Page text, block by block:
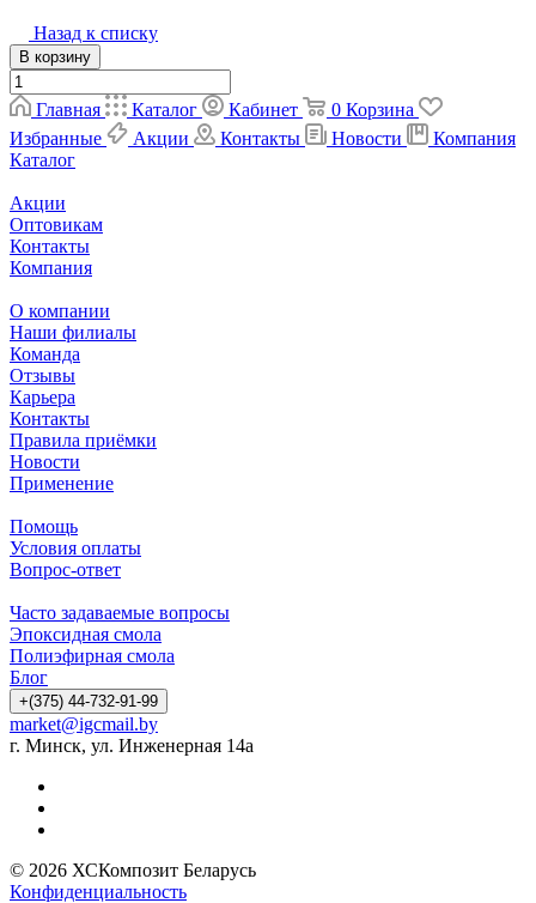
Назад к списку
В корзину
Главная Каталог Кабинет 0 Корзина
Избранные
Акции Контакты Новости
Компания
Каталог
Акции
Оптовикам
Контакты
Компания
О компании
Наши филиалы
Команда
Отзывы
Карьера
Контакты
Правила приёмки
Новости
Применение
Помощь
Условия оплаты
Вопрос-ответ
Часто задаваемые вопросы
Эпоксидная смола
Полиэфирная смола
Блог
+(375) 44-732-91-99
market@igcmail.by
г. Минск, ул. Инженерная 14а
© 2026 ХСКомпозит Беларусь
Конфиденциальность